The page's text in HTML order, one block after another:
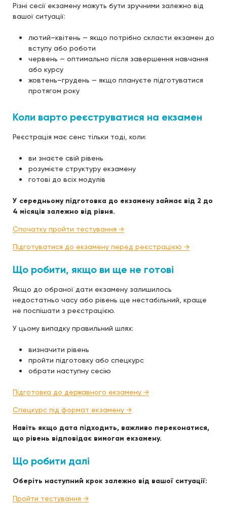
Різні сесії екзамену можуть бути зручними залежно від
вашої ситуації:
лютий–квітень — якщо потрібно скласти екзамен до
вступу або роботи
червень — оптимально після завершення навчання
або курсу
жовтень–грудень — якщо плануєте підготуватися
протягом року
Коли варто реєструватися на екзамен
Реєстрація має сенс тільки тоді, коли:
ви знаєте свій рівень
розумієте структуру екзамену
готові до всіх модулів
У середньому підготовка до екзамену займає від 2 до
4 місяців залежно від рівня.
Спочатку пройти тестування →
Підготуватися до екзамену перед реєстрацією →
Що робити, якщо ви ще не готові
Якщо до обраної дати екзамену залишилось
недостатньо часу або рівень ще нестабільний, краще
не поспішати з реєстрацією.
У цьому випадку правильний шлях:
визначити рівень
пройти підготовку або спецкурс
обрати наступну сесію
Підготовка до державного екзамену →
Спецкурс під формат екзамену →
Навіть якщо дата підходить, важливо переконатися,
що рівень відповідає вимогам екзамену.
Що робити далі
Оберіть наступний крок залежно від вашої ситуації:
Пройти тестування →